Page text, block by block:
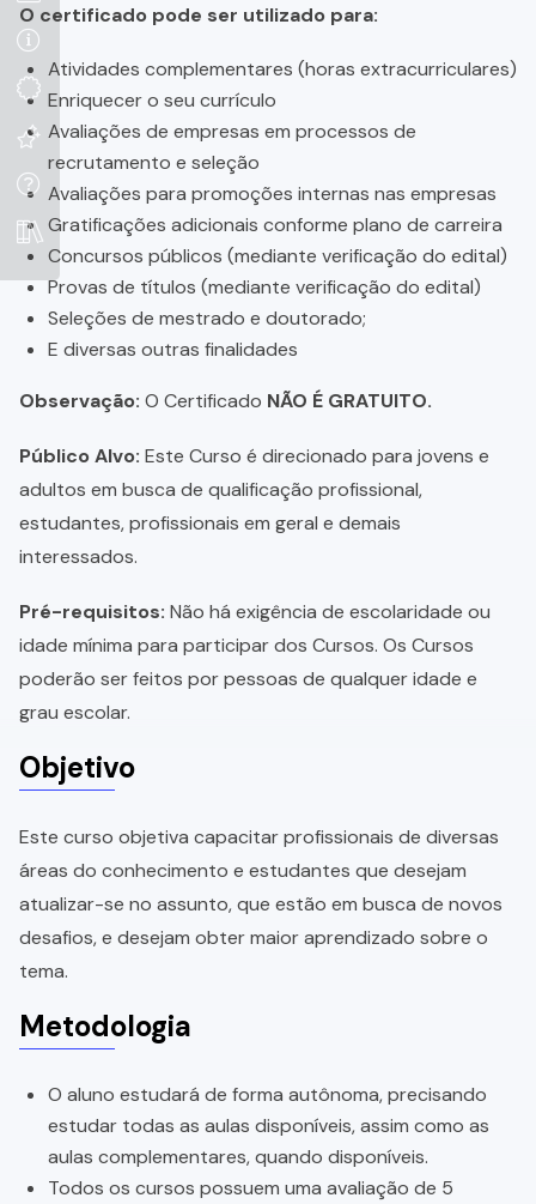
O certificado pode ser utilizado para:
Atividades complementares (horas extracurriculares)
Enriquecer o seu currículo
Avaliações de empresas em processos de
recrutamento e seleção
Avaliações para promoções internas nas empresas
Gratificações adicionais conforme plano de carreira
Concursos públicos (mediante verificação do edital)
Provas de títulos (mediante verificação do edital)
Seleções de mestrado e doutorado;
E diversas outras finalidades
Observação: O Certificado NÃO É GRATUITO.
Público Alvo: Este Curso é direcionado para jovens e
adultos em busca de qualificação profissional,
estudantes, profissionais em geral e demais
interessados.
Pré-requisitos: Não há exigência de escolaridade ou
idade mínima para participar dos Cursos. Os Cursos
poderão ser feitos por pessoas de qualquer idade e
grau escolar.
Objetivo
Este curso objetiva capacitar profissionais de diversas
áreas do conhecimento e estudantes que desejam
atualizar-se no assunto, que estão em busca de novos
desafios, e desejam obter maior aprendizado sobre o
tema.
Metodologia
O aluno estudará de forma autônoma, precisando
estudar todas as aulas disponíveis, assim como as
aulas complementares, quando disponíveis.
Todos os cursos possuem uma avaliação de 5